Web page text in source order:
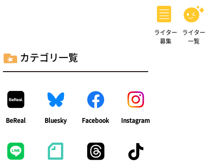
ライター
募集
ライター
一覧
カテゴリ一覧
BeReal Bluesky Facebook Instagram